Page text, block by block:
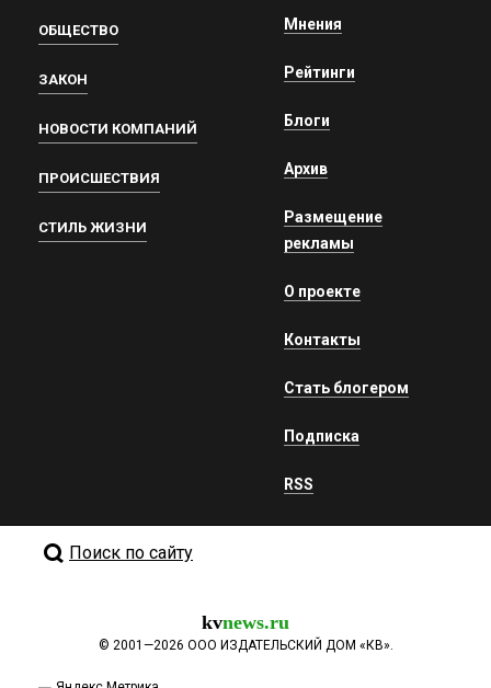
ОБЩЕСТВО
ЗАКОН
НОВОСТИ КОМПАНИЙ
ПРОИСШЕСТВИЯ
СТИЛЬ ЖИЗНИ
Мнения
Рейтинги
Блоги
Архив
Размещение
рекламы
О проекте
Контакты
Стать блогером
Подписка
RSS
Поиск по сайту
kvnews.ru
© 2001—2026 ООО ИЗДАТЕЛЬСКИЙ ДОМ «КВ».